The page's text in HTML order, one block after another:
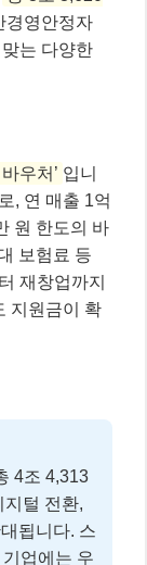
경영안정자
는 다양한
우처’ 입니
, 연 매출 1억
원 한도의 바
보험료 등
재창업까지
지원금이 확
4조 4,313
지털 전환,
됩니다. 스
업에는 우